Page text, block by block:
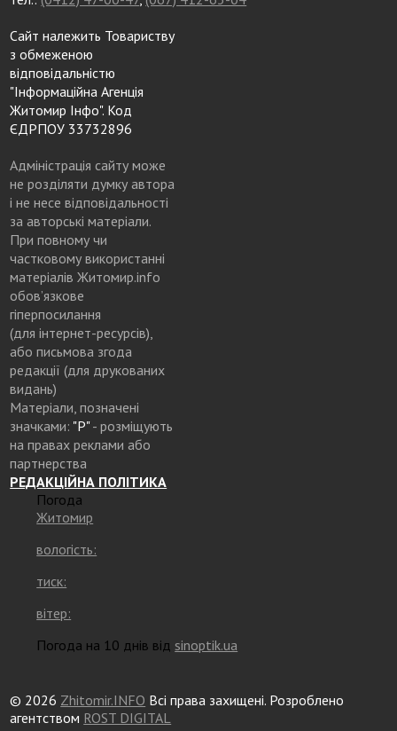
Сайт належить Товариству
з обмеженою
відповідальністю
"Інформаційна Агенція
Житомир Інфо". Код
ЄДРПОУ 33732896
Адміністрація сайту може
не розділяти думку автора
і не несе відповідальності
за авторські матеріали.
При повному чи
частковому використанні
матеріалів Житомир.info
обов’язкове
гіперпосилання
(для інтернет-ресурсів),
або письмова згода
редакції (для друкованих
видань)
Матеріали, позначені
значками: "Р"- розміщують
на правах реклами або
партнерства
РЕДАКЦІЙНА ПОЛІТИКА
Погода
Житомир
вологість:
тиск:
вітер:
Погода на 10 днів від sinoptik.ua
© 2026 Zhitomir.INFO Всі права захищені. Розроблено
агентством ROST DIGITAL